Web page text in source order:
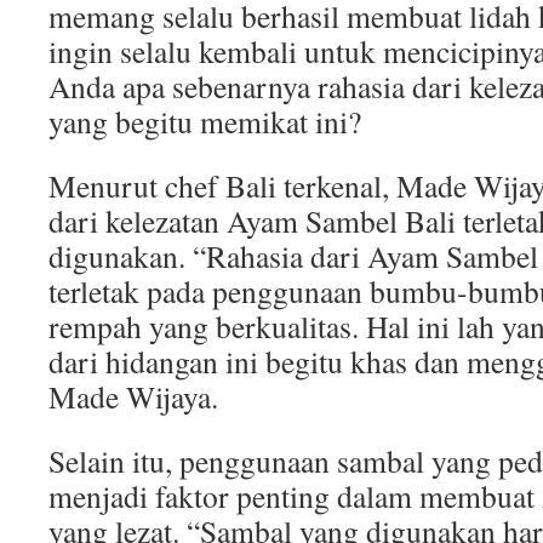
memang selalu berhasil membuat
ingin selalu kembali untuk
Anda apa sebenarnya rahasia dari
yang begitu memikat ini?
Menurut chef Bali terkenal, Made
dari kelezatan Ayam Sambel Bali
digunakan. “Rahasia dari Ayam
terletak pada penggunaan bumbu-
rempah yang berkualitas. Hal ini lah
dari hidangan ini begitu khas dan
Made Wijaya.
Selain itu, penggunaan sambal yang
menjadi faktor penting dalam
yang lezat. “Sambal yang digunakan